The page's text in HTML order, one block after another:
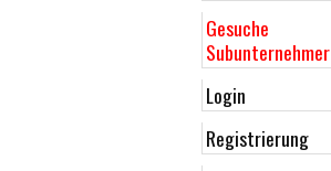
Gesuche
Subunternehmer
Login
Registrierung